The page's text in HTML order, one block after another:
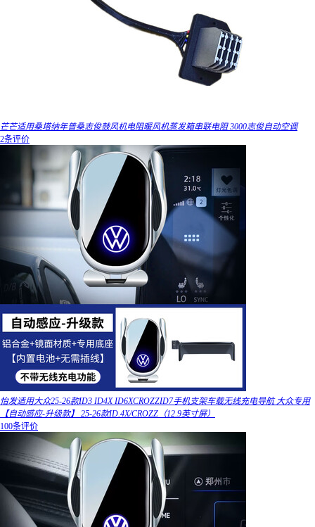
芒芒适用桑塔纳年普桑志俊鼓风机电阻暖风机蒸发箱串联电阻 3000志俊自动空调
2条评价
怡发适用大众25-26款ID3 ID4X ID6XCROZZID7手机支架车载无线充电导航 大众专用
【自动感应-升级款】 25-26款ID.4X/CROZZ（12.9英寸屏）
100条评价